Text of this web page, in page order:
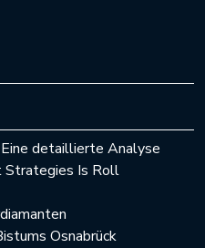
detaillierte Analyse
Strategies Is Roll
Osnabrück